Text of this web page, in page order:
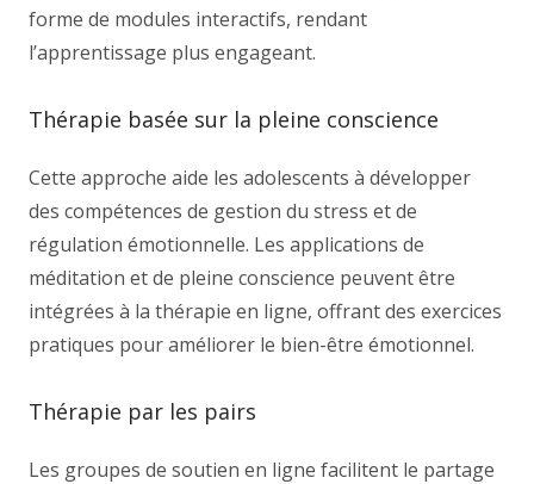
forme de modules interactifs, rendant
l’apprentissage plus engageant.
Thérapie basée sur la pleine conscience
Cette approche aide les adolescents à développer
des compétences de gestion du stress et de
régulation émotionnelle. Les applications de
méditation et de pleine conscience peuvent être
intégrées à la thérapie en ligne, offrant des exercices
pratiques pour améliorer le bien-être émotionnel.
Thérapie par les pairs
Les groupes de soutien en ligne facilitent le partage